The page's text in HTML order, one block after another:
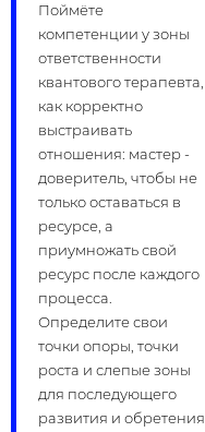
Поймёте
компетенции у зоны
ответственности
квантового терапевта,
как корректно
выстраивать
отношения: мастер -
доверитель, чтобы не
только оставаться в
ресурсе, а
приумножать свой
ресурс после каждого
процесса.
Определите свои
точки опоры, точки
роста и слепые зоны
для последующего
развития и обретения